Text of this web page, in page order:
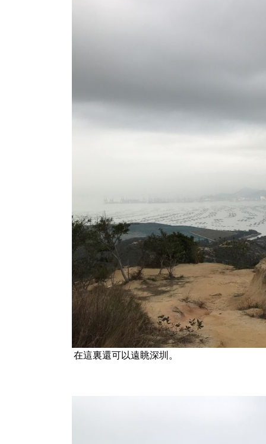
在這裏還可以遠眺深圳。